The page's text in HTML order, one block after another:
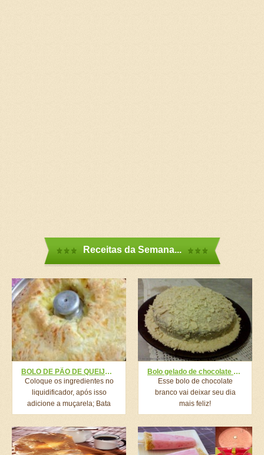
Receitas da Semana...
BOLO DE PÃO DE QUEIJO DELICIOSO
Coloque os ingredientes no
liquidificador, após isso
adicione a muçarela; Bata
mais...
Bolo gelado de chocolate branco
Esse bolo de chocolate
branco vai deixar seu dia
mais feliz!